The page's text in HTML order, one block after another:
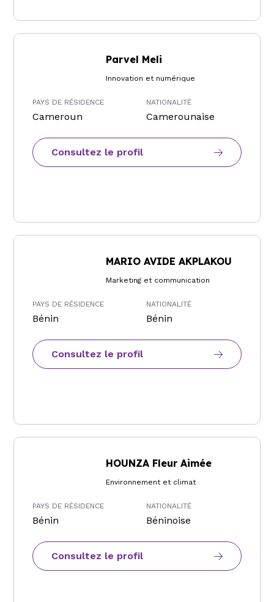
Parvel Meli
Innovation et numérique
PAYS DE RÉSIDENCE
Cameroun
NATIONALITÉ
Camerounaise
Consultez le profil
MARIO AVIDE AKPLAKOU
Marketing et communication
PAYS DE RÉSIDENCE
Bénin
NATIONALITÉ
Bénin
Consultez le profil
HOUNZA Fleur Aimée
Environnement et climat
PAYS DE RÉSIDENCE
Bénin
NATIONALITÉ
Béninoise
Consultez le profil